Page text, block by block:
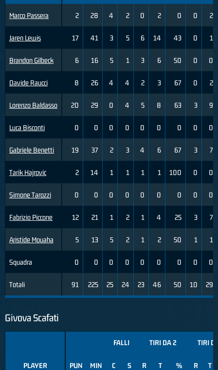
Marco Passera
Jaren Lewis
Brandon Gilbeck
Davide Raucci
Lorenzo Baldasso
Luca Bisconti
Gabriele Benetti
Tarik Hajrovic
Simone Tarozzi
Fabrizio Piccone
Aristide Mouaha
Squadra
Totali
2 28 4 2 0 2 0 0 2
17 41 3 5 6 14 43 0 1
6 16 5 1 3 6 50 0 0
8 26 4 4 2 3 67 0 2
20 29 0 4 5 8 63 3 9
0 0 0 0 0 0 0 0 0
19 37 2 3 4 6 67 3 7
2 14 1 1 1 1 100 0 0
0 0 0 0 0 0 0 0 0
12 21 1 2 1 4 25 3 7
5 13 5 2 1 2 50 1 1
0 0 0 0 0 0 0 0 0
91 225 25 24 23 46 50 10 29
Givova Scafati
PLAYER
FALLI TIRI DA 2 TIRI
PUN MIN C S R T % R T